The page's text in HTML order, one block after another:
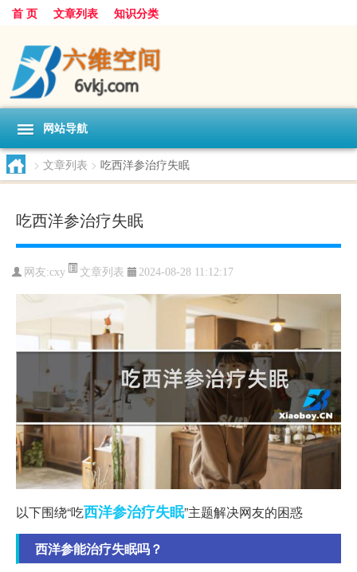
首 页 文章列表 知识分类
网站导航
> 文章列表 > 吃西洋参治疗失眠
吃西洋参治疗失眠
网友:cxy 文章列表 2024-08-28 11:12:17
以下围绕“吃西洋参治疗失眠”主题解决网友的困惑
西洋参能治疗失眠吗？